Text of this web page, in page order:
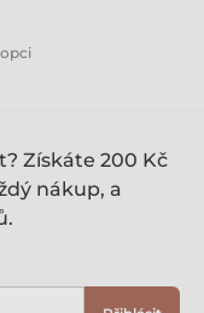
Získáte 200 Kč
nákup, a